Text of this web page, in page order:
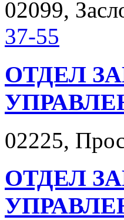
02099,
37-55
ОТДЕЛ
02225,
ОТДЕЛ